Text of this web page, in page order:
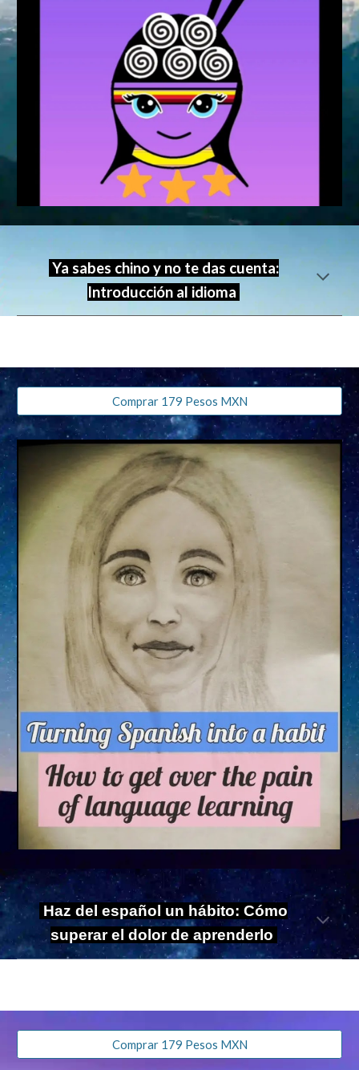
Ya sabes chino y no te das cuenta:
Introducción al idioma
Comprar 179 Pesos MXN
Haz del español un hábito: Cómo
superar el dolor de aprenderlo
Comprar 179 Pesos MXN